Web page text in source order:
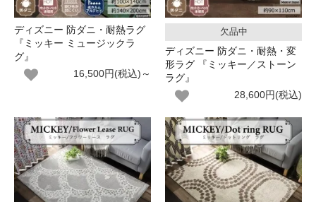
ディズニー 防ダニ・耐熱ラグ
『ミッキー ミュージックラ
グ』
16,500円(税込)～
欠品中
ディズニー 防ダニ・耐熱・変
形ラグ 『ミッキー／ストーン
ラグ』
28,600円(税込)